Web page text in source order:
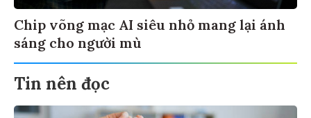
Chip võng mạc AI siêu nhỏ mang lại ánh
sáng cho người mù
Tin nên đọc